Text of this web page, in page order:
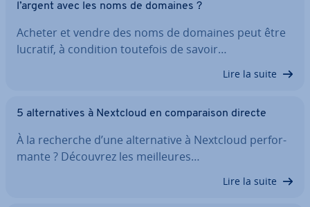
l’argent avec les noms de domaines ?
Acheter et vendre des noms de domaines peut être
lucratif, à condition toutefois de savoir…
Lire la suite
5 al­ter­na­tives à Nextcloud en com­pa­rai­son directe
À la recherche d’une al­ter­na­tive à Nextcloud per­for­
mante ? Découvrez les meil­leures…
Lire la suite